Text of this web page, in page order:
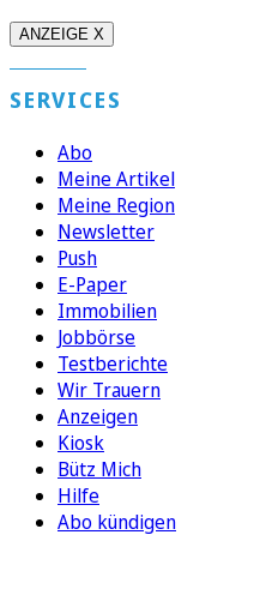
ANZEIGE X
SERVICES
Abo
Meine Artikel
Meine Region
Newsletter
Push
E-Paper
Immobilien
Jobbörse
Testberichte
Wir Trauern
Anzeigen
Kiosk
Bütz Mich
Hilfe
Abo kündigen